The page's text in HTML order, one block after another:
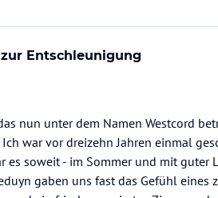
Entschleunigung
nun unter dem Namen Westcord
war vor dreizehn Jahren einmal
es soweit - im Sommer und mit guter
gaben uns fast das Gefühl